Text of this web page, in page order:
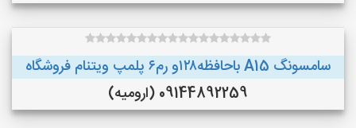
سامسونگ A15 باحافظه۱۲۸و رم۶ پلمپ ویتنام فروشگاه
09144892259 (ارومیه)